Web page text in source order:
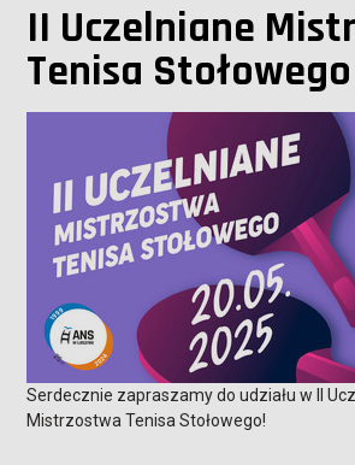
II Uczelniane
Tenisa Stołowego
Serdecznie zapraszamy do udziału w II
Mistrzostwa Tenisa Stołowego!